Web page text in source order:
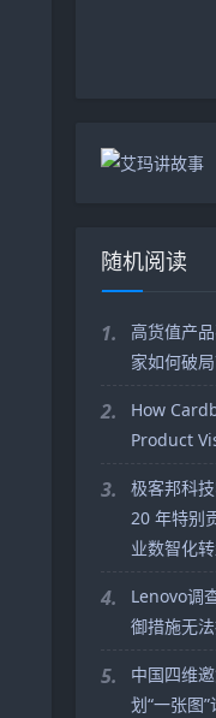
随机阅读
1.
高货值产
家如何破
2.
How
Product
3.
极客邦科
20 年特别
业数智化
4.
Lenovo调
御措施无
5.
中国四维
划“一张图”